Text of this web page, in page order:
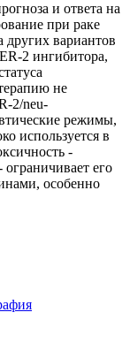
и ответа на
при раке
других вариантов
2 ингибитора,
не
2/neu-
режимы,
используется в
-
его
особенно